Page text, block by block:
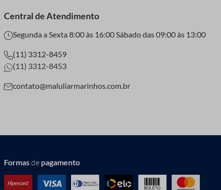
Central de Atendimento
Segunda a Sexta 8:00 às 16:00 Sábado das 09:00 às 13:00
(11) 3312-8459
(11) 3312-8453
contato@maluliarmarinhos.com.br
Formasde pagamento